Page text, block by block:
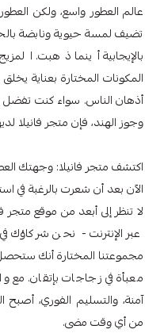
عالم العطور واسع، ولكن
تضيف لمسة حيوية ونابضة
بالإيجابية أينما ذهبت.
المكونات المختارة بعناية
أذهان الناس. سواء كنت تفضل
وجوز الهند، فإن متجر فانيلا
اكتشف متجر فانيلا: وجهتك
الآن بعد أن شعرت بالرغبة في
لا تنظر إلى أبعد من موقع
عبر الإنترنت - نحن شركاؤك
مجموعتنا المختارة أنك
معبأة في زجاجات بإتقان. مع
آمنة، والتسليم الفوري،
من أي وقت مضى.